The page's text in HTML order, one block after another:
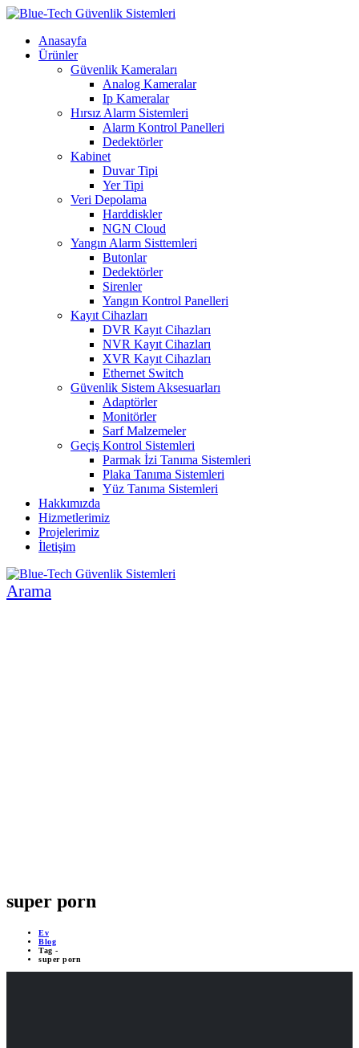
Anasayfa
Ürünler
Güvenlik Kameraları
Analog Kameralar
Ip Kameralar
Hırsız Alarm Sistemleri
Alarm Kontrol Panelleri
Dedektörler
Kabinet
Duvar Tipi
Yer Tipi
Veri Depolama
Harddiskler
NGN Cloud
Yangın Alarm Sisttemleri
Butonlar
Dedektörler
Sirenler
Yangın Kontrol Panelleri
Kayıt Cihazları
DVR Kayıt Cihazları
NVR Kayıt Cihazları
XVR Kayıt Cihazları
Ethernet Switch
Güvenlik Sistem Aksesuarları
Adaptörler
Monitörler
Sarf Malzemeler
Geçiş Kontrol Sistemleri
Parmak İzi Tanıma Sistemleri
Plaka Tanıma Sistemleri
Yüz Tanıma Sistemleri
Hakkımızda
Hizmetlerimiz
Projelerimiz
İletişim
Arama
super porn
Ev
Blog
Tag -
super porn